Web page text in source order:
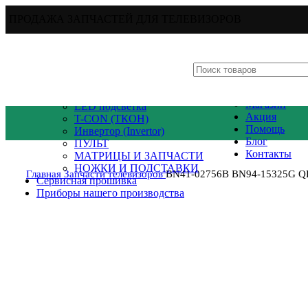
LED подсветка
T-CON (ТКОН)
Инвертор (Invertor)
ПУЛЬТ
МАТРИЦЫ И ЗАПЧАСТИ
НОЖКИ И ПОДСТАВКИ
Сервисная прошивка
Приборы нашего производства
Магазин
Акция
Помощь
Блог
Контакты
ГлавнаяЗапчасти телевизоровBN41-02756B BN94-15325G